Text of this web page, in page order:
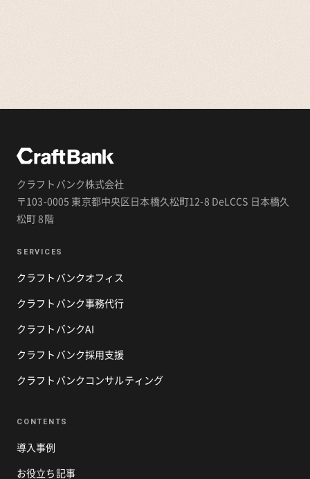
クラフトバンク株式会社
〒103-0005 東京都中央区日本橋久松町12-8 DeLCCS 日本橋久
松町 8階
SERVICES
クラフトバンクオフィス
クラフトバンク事務代行
クラフトバンクAI
クラフトバンク採用支援
クラフトバンクコンサルティング
CONTENTS
導入事例
お役立ち記事